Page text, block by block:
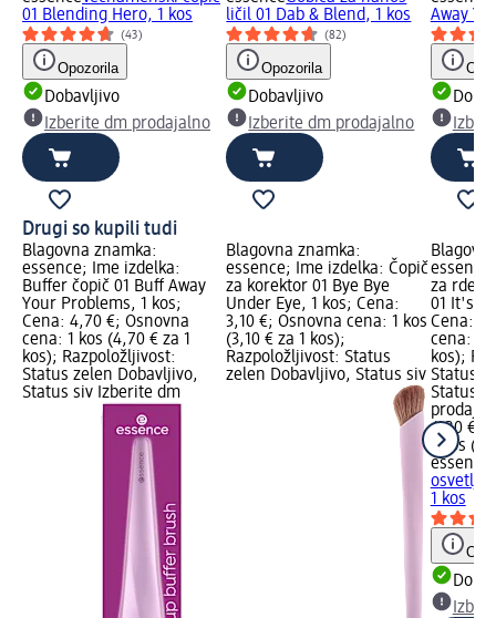
01 Blending Hero, 1 kos
(43)
Opozorila
Dobavljivo
Izberite dm prodajalno
ličil 01 Dab & Blend, 1 kos
(82)
Opozorila
Dobavljivo
Izberite dm prodajalno
Away
Drugi so kupili tudi
Blagovna znamka:
essence; Ime izdelka:
Buffer čopič 01 Buff Away
Your Problems, 1 kos;
Cena: 4,70 €; Osnovna
cena: 1 kos (4,70 € za 1
kos); Razpoložljivost:
Status zelen Dobavljivo,
Status siv Izberite dm
Blagovna znamka:
essence; Ime izdelka: Čopič
za korektor 01 Bye Bye
Under Eye, 1 kos; Cena:
3,10 €; Osnovna cena: 1 kos
(3,10 € za 1 kos);
Razpoložljivost: Status
zelen Dobavljivo, Status siv
za
01 It's
Cena:
cena: 1
kos);
Status
Status
4,20 €
1 kos
essence
1 kos